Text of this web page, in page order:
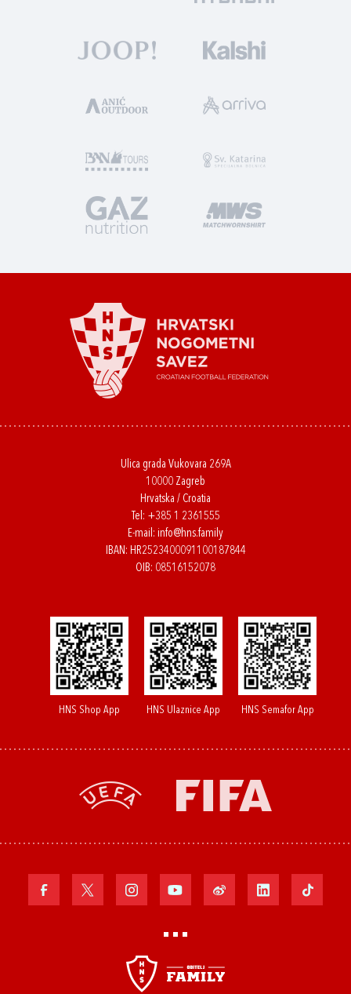
Ulica grada Vukovara 269A
10000 Zagreb
Hrvatska / Croatia
Tel: +385 1 2361555
E-mail: info@hns.family
IBAN: HR2523400091100187844
OIB: 08516152078
HNS Shop App HNS Ulaznice App HNS Semafor App